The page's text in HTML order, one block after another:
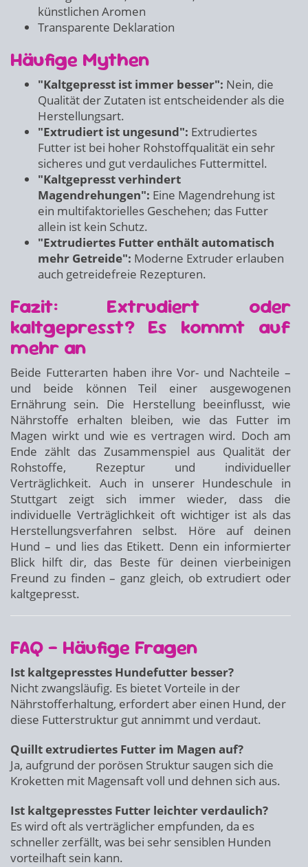
künstlichen Aromen
Transparente Deklaration
Häufige Mythen
"Kaltgepresst ist immer besser": Nein, die
Qualität der Zutaten ist entscheidender als die
Herstellungsart.
"Extrudiert ist ungesund": Extrudiertes
Futter ist bei hoher Rohstoffqualität ein sehr
sicheres und gut verdauliches Futtermittel.
"Kaltgepresst verhindert
Magendrehungen": Eine Magendrehung ist
ein multifaktorielles Geschehen; das Futter
allein ist kein Schutz.
"Extrudiertes Futter enthält automatisch
mehr Getreide": Moderne Extruder erlauben
auch getreidefreie Rezepturen.
Fazit: Extrudiert oder
kaltgepresst? Es kommt auf
mehr an
Beide Futterarten haben ihre Vor- und Nachteile –
und beide können Teil einer ausgewogenen
Ernährung sein. Die Herstellung beeinflusst, wie
Nährstoffe erhalten bleiben, wie das Futter im
Magen wirkt und wie es vertragen wird. Doch am
Ende zählt das Zusammenspiel aus Qualität der
Rohstoffe, Rezeptur und individueller
Verträglichkeit. Auch in unserer Hundeschule in
Stuttgart zeigt sich immer wieder, dass die
individuelle Verträglichkeit oft wichtiger ist als das
Herstellungsverfahren selbst. Höre auf deinen
Hund – und lies das Etikett. Denn ein informierter
Blick hilft dir, das Beste für deinen vierbeinigen
Freund zu finden – ganz gleich, ob extrudiert oder
kaltgepresst.
FAQ – Häufige Fragen
Ist kaltgepresstes Hundefutter besser?
Nicht zwangsläufig. Es bietet Vorteile in der
Nährstofferhaltung, erfordert aber einen Hund, der
diese Futterstruktur gut annimmt und verdaut.
Quillt extrudiertes Futter im Magen auf?
Ja, aufgrund der porösen Struktur saugen sich die
Kroketten mit Magensaft voll und dehnen sich aus.
Ist kaltgepresstes Futter leichter verdaulich?
Es wird oft als verträglicher empfunden, da es
schneller zerfällt, was bei sehr sensiblen Hunden
vorteilhaft sein kann.